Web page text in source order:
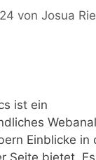
von Josua
ist ein
Einblicke in